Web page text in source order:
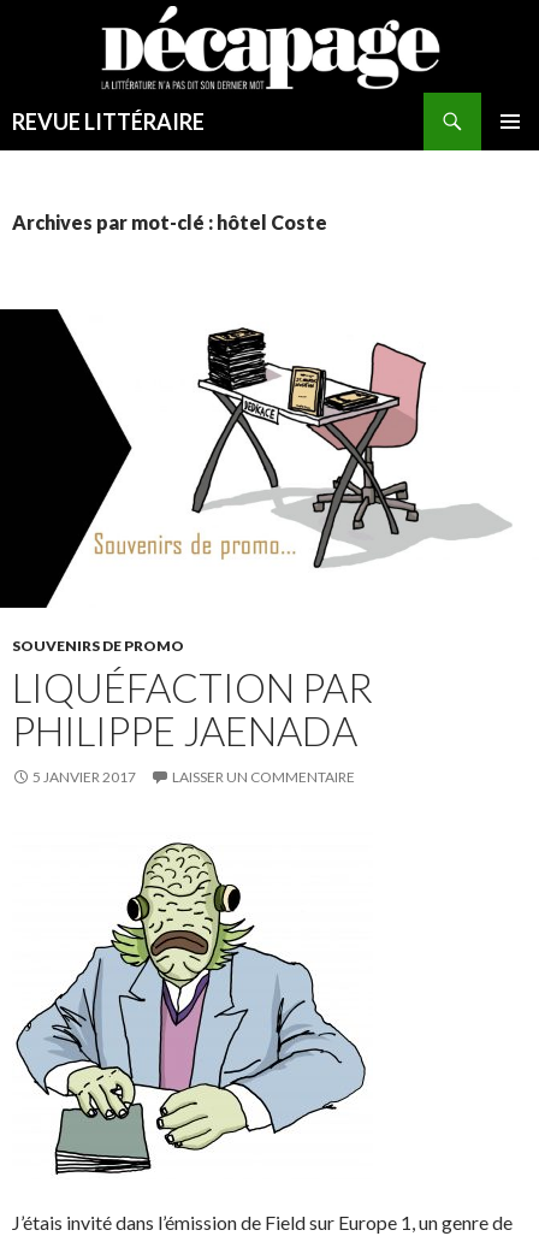
REVUE LITTÉRAIRE
Archives par mot-clé : hôtel Coste
SOUVENIRS DE PROMO
LIQUÉFACTION PAR
PHILIPPE JAENADA
5 JANVIER 2017 LAISSER UN COMMENTAIRE
J’étais invité dans l’émission de Field sur Europe 1, un genre de